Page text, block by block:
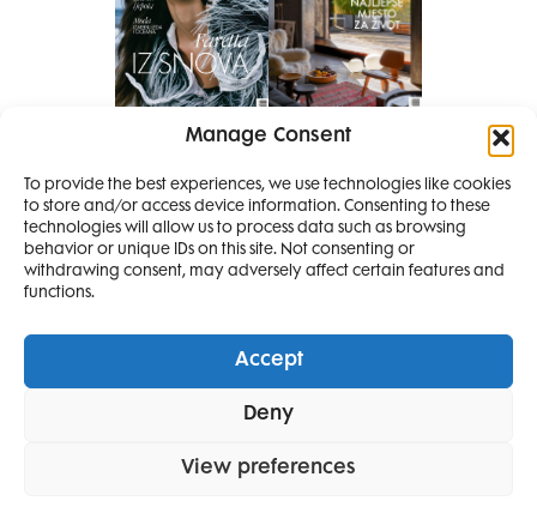
Manage Consent
To provide the best experiences, we use technologies like cookies
to store and/or access device information. Consenting to these
technologies will allow us to process data such as browsing
behavior or unique IDs on this site. Not consenting or
withdrawing consent, may adversely affect certain features and
functions.
Accept
Deny
View preferences
Pretplati se na časopis
PRETPLATITE SE
Elle ProjectsElle Beauty AwardsElle Style Awards
LifestyleDecoration
SMANJI
4 IZDANJA
I 2 IZDANJA ELLE
DECORATIONA +
POKLON
SAMO